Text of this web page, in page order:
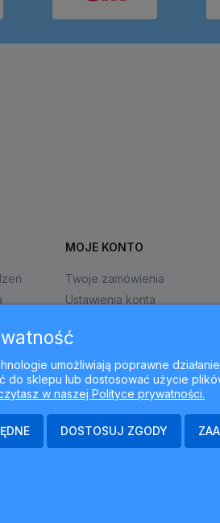
MOJE KONTO
Twoje zamówienia
Ustawienia konta
umożliwiają poprawne
do sklepu lub dostosować użycie
w naszej Polityce prywatności.
DOSTOSUJ ZGODY